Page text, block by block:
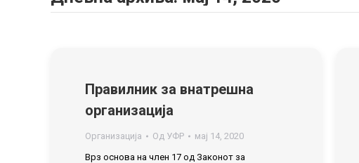
Правилник за внатрешна
организација
Организација Од УФР
мај 14, 2020
Врз основа на член 17 од Законот за